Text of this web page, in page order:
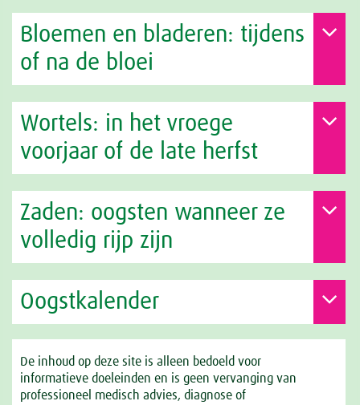
Bloemen en bladeren: tijdens
of na de bloei
Wortels: in het vroege
voorjaar of de late herfst
Zaden: oogsten wanneer ze
volledig rijp zijn
Oogstkalender
De inhoud op deze site is alleen bedoeld voor
informatieve doeleinden en is geen vervanging van
professioneel medisch advies, diagnose of